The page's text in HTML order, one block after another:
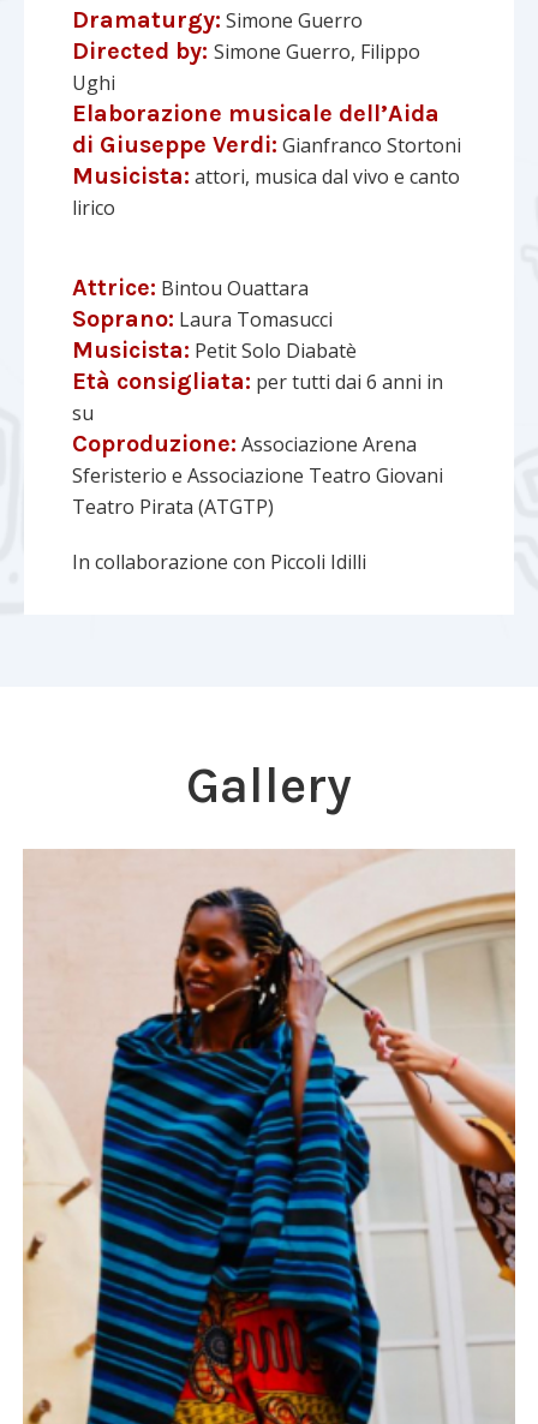
Dramaturgy: Simone Guerro
Directed by:Simone Guerro, Filippo
Ughi
Elaborazione musicale dell’Aida
di Giuseppe Verdi: Gianfranco Stortoni
Musicista: attori, musica dal vivo e canto
lirico
Attrice: Bintou Ouattara
Soprano: Laura Tomasucci
Musicista: Petit Solo Diabatè
Età consigliata: per tutti dai 6 anni in
su
Coproduzione: Associazione Arena
Sferisterio e Associazione Teatro Giovani
Teatro Pirata (ATGTP)
In collaborazione con Piccoli Idilli
Gallery